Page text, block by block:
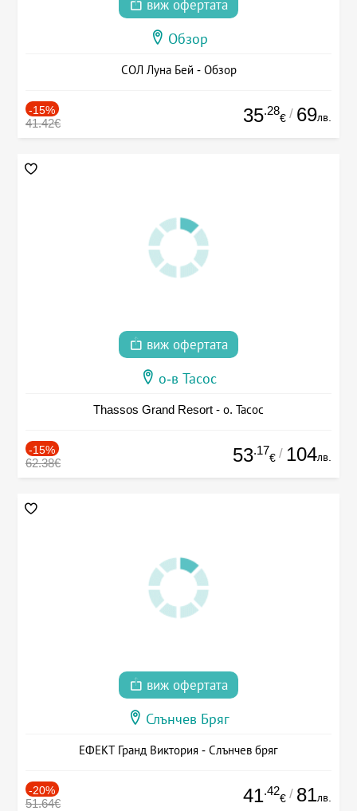
виж офертата
Обзор
СОЛ Луна Бей - Обзор
-15%
41.42€ 35.28
€ / 69лв.
виж офертата
о-в Тасос
Thassos Grand Resort - о. Тасос
-15%
62.38€ 53.17
€ / 104лв.
виж офертата
Слънчев Бряг
ЕФЕКТ Гранд Виктория - Слънчев бряг
-20%
51.64€ 41.42
€ / 81лв.